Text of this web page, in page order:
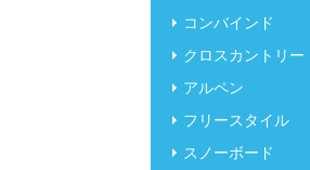
コンバインド
クロスカントリー
アルペン
フリースタイル
スノーボード